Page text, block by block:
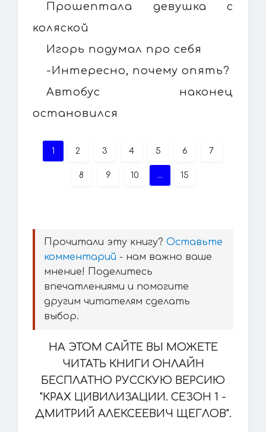
Прошептала девушка с
коляской
Игорь подумал про себя
-Интересно, почему опять?
Автобус наконец
остановился
1 2 3 4 5 6 7
8 9 10 ... 15
Прочитали эту книгу? Оставьте
комментарий - нам важно ваше
мнение! Поделитесь
впечатлениями и помогите
другим читателям сделать
выбор.
НА ЭТОМ САЙТЕ ВЫ МОЖЕТЕ
ЧИТАТЬ КНИГИ ОНЛАЙН
БЕСПЛАТНО РУССКУЮ ВЕРСИЮ
"КРАХ ЦИВИЛИЗАЦИИ. СЕЗОН 1 -
ДМИТРИЙ АЛЕКСЕЕВИЧ ЩЕГЛОВ".